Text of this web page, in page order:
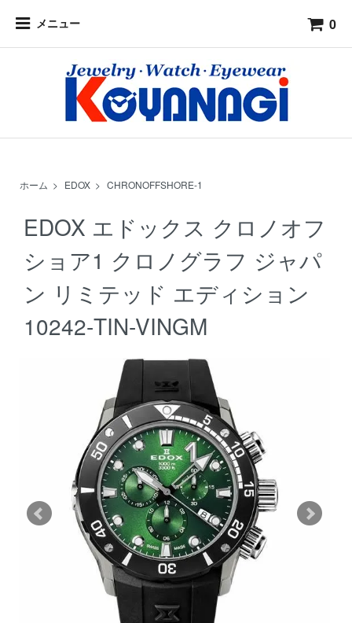
メニュー 0
ホーム > EDOX > CHRONOFFSHORE-1
EDOX エドックス クロノオフ
ショア1 クロノグラフ ジャパ
ン リミテッド エディション
10242-TIN-VINGM